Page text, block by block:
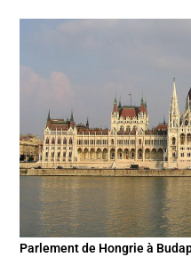
Parlement de Hongrie à